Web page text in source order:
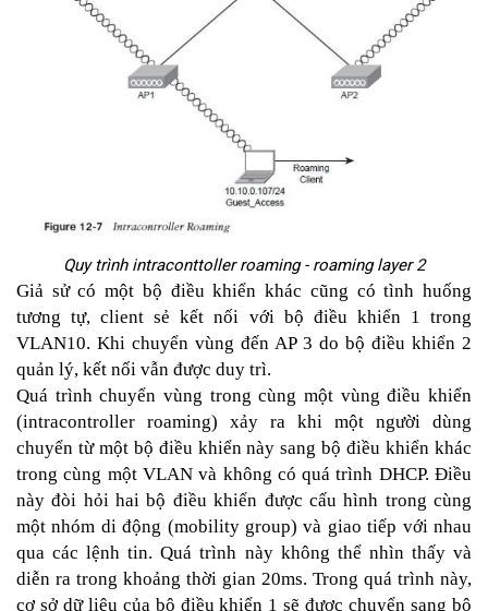
Quy trình intraconttoller roaming - roaming layer 2
Giả sử có một bộ điều khiển khác cũng có tình huống
tương tự, client sẻ kết nối với bộ điều khiển 1 trong
VLAN10. Khi chuyển vùng đến AP 3 do bộ điều khiển 2
quản lý, kết nối vẫn được duy trì.
Quá trình chuyển vùng trong cùng một vùng điều khiển
(intracontroller roaming) xảy ra khi một người dùng
chuyển từ một bộ điều khiển này sang bộ điều khiển khác
trong cùng một VLAN và không có quá trình DHCP. Điều
này đòi hỏi hai bộ điều khiển được cấu hình trong cùng
một nhóm di động (mobility group) và giao tiếp với nhau
qua các lệnh tin. Quá trình này không thể nhìn thấy và
diễn ra trong khoảng thời gian 20ms. Trong quá trình này,
cơ sở dữ liệu của bộ điều khiển 1 sẽ được chuyển sang bộ